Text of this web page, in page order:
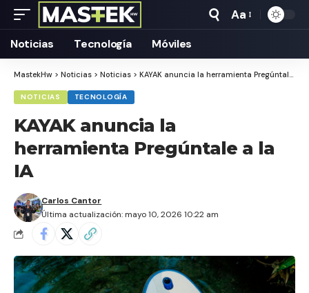
Tamaño
Aa
Noticias Tecnología Móviles
MastekHw > Noticias > Noticias > KAYAK anuncia la herramienta Pregúntale a la IA
NOTICIAS TECNOLOGÍA
KAYAK anuncia la
herramienta Pregúntale a la
IA
Última actualización: mayo 10, 2026 10:22 am
Carlos Cantor